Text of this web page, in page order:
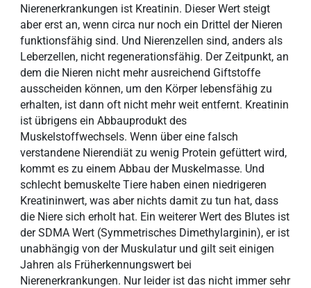
Nierenerkrankungen ist Kreatinin. Dieser Wert steigt
aber erst an, wenn circa nur noch ein Drittel der Nieren
funktionsfähig sind. Und Nierenzellen sind, anders als
Leberzellen, nicht regenerationsfähig. Der Zeitpunkt, an
dem die Nieren nicht mehr ausreichend Giftstoffe
ausscheiden können, um den Körper lebensfähig zu
erhalten, ist dann oft nicht mehr weit entfernt. Kreatinin
ist übrigens ein Abbauprodukt des
Muskelstoffwechsels. Wenn über eine falsch
verstandene Nierendiät zu wenig Protein gefüttert wird,
kommt es zu einem Abbau der Muskelmasse. Und
schlecht bemuskelte Tiere haben einen niedrigeren
Kreatininwert, was aber nichts damit zu tun hat, dass
die Niere sich erholt hat. Ein weiterer Wert des Blutes ist
der SDMA Wert (Symmetrisches Dimethylarginin), er ist
unabhängig von der Muskulatur und gilt seit einigen
Jahren als Früherkennungswert bei
Nierenerkrankungen. Nur leider ist das nicht immer sehr